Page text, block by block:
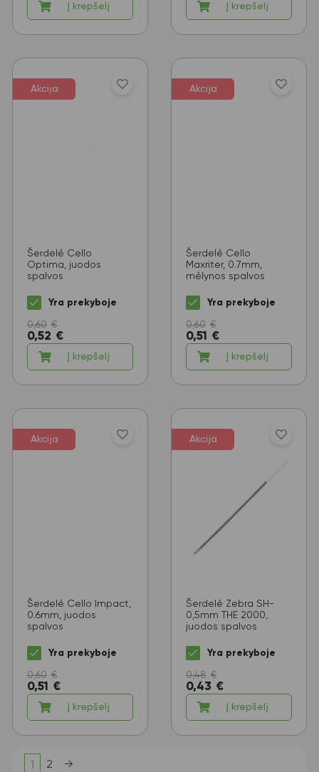
Į krepšelį Į krepšelį
Akcija
Šerdelė Cello
Optima, juodos
spalvos
Yra prekyboje
0,60 €
0,52 €
Į krepšelį
Akcija
Šerdelė Cello
Maxriter, 0.7mm,
mėlynos spalvos
Yra prekyboje
0,60 €
0,51 €
Į krepšelį
Akcija
Šerdelė Cello Impact,
0.6mm, juodos
spalvos
Yra prekyboje
0,60 €
0,51 €
Į krepšelį
Akcija
Šerdelė Zebra SH-
0,5mm THE 2000,
juodos spalvos
Yra prekyboje
0,48 €
0,43 €
Į krepšelį
1 2 →